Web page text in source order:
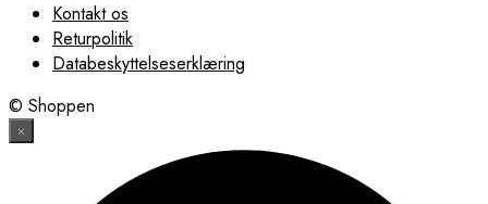
Kontakt os
Returpolitik
Databeskyttelseserklæring
© Shoppen
×